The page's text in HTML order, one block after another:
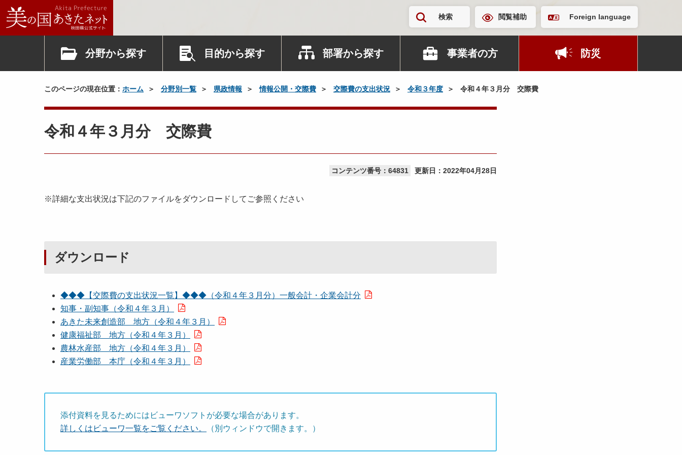
検索 閲覧補助 Foreign language
分野から探す 目的から探す 部署から探す 事業者の方 防災
このページの現在位置： ホーム 分野別一覧 県政情報 情報公開・交際費 交際費の支出状況 令和３年度 令和４年３月分 交際費
令和４年３月分 交際費
コンテンツ番号：64831 更新日： 2022年04月28日
※詳細な支出状況は下記のファイルをダウンロードしてご参照ください
ダウンロード
◆◆◆【交際費の支出状況一覧】◆◆◆（令和４年３月分）一般会計・企業会計分
知事・副知事（令和４年３月）
あきた未来創造部 地方（令和４年３月）
健康福祉部 地方（令和４年３月）
農林水産部 地方（令和４年３月）
産業労働部 本庁（令和４年３月）
添付資料を見るためにはビューワソフトが必要な場合があります。
詳しくはビューワ一覧をご覧ください。
（別ウィンドウで開きます。）